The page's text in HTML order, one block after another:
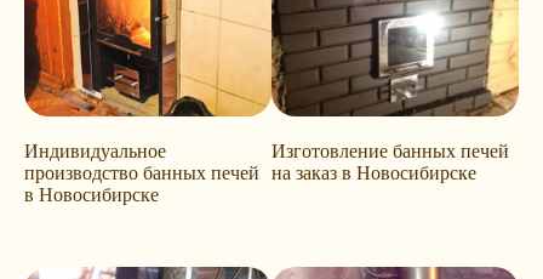
Индивидуальное
производство банных печей
в Новосибирске
Изготовление банных печей
на заказ в Новосибирске